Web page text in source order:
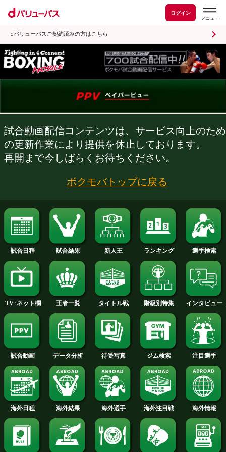
ログイン
dバリューパスご契約済みの方はこちら
試合動画配信コンテンツは、サービス
の更新作業により提供を休止しており
再開まで今しばらくお待ちください。
ボクモバトップに戻る
試合日程 試合結果 新人王 ランキング
TV･ネット欄 王者一覧 タイトル戦 階級別特集
試合動画 データ分析 待受写真 ジム検索